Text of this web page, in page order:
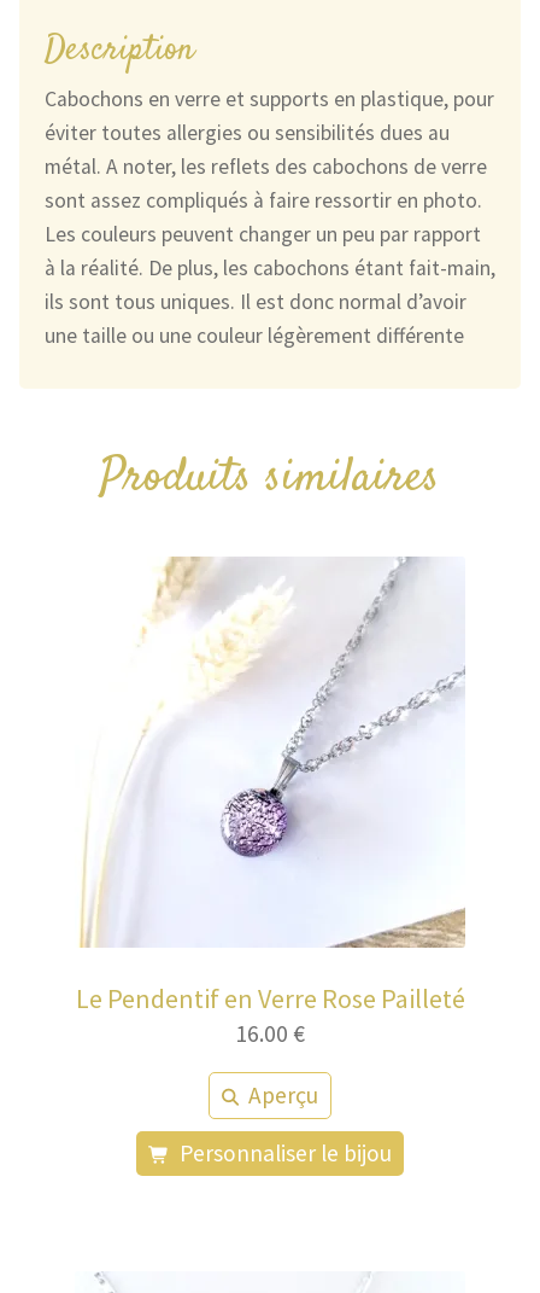
Description
Cabochons en verre et supports en plastique, pour
éviter toutes allergies ou sensibilités dues au
métal. A noter, les reflets des cabochons de verre
sont assez compliqués à faire ressortir en photo.
Les couleurs peuvent changer un peu par rapport
à la réalité. De plus, les cabochons étant fait-main,
ils sont tous uniques. Il est donc normal d’avoir
une taille ou une couleur légèrement différente
Produits similaires
Le Pendentif en Verre Rose Pailleté
16.00 €
Aperçu
Personnaliser le bijou